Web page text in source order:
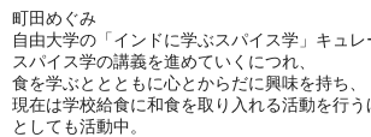
町田めぐみ
自由大学の「インドに学ぶスパイス学」キュレ
スパイス学の講義を進めていくにつれ、
食を学ぶととともに心とからだに興味を持ち、
現在は学校給食に和食を取り入れる活動を行
としても活動中。